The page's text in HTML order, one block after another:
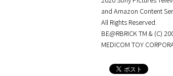
and Amazon Content
All Rights Reserved.
BE@RBRICK TM & (C)
MEDICOM TOY